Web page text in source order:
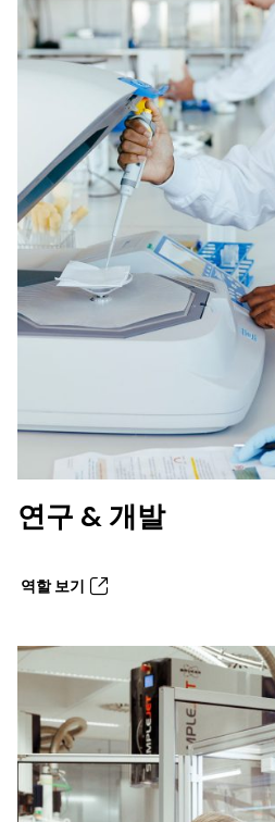
연구 & 개발
역할 보기